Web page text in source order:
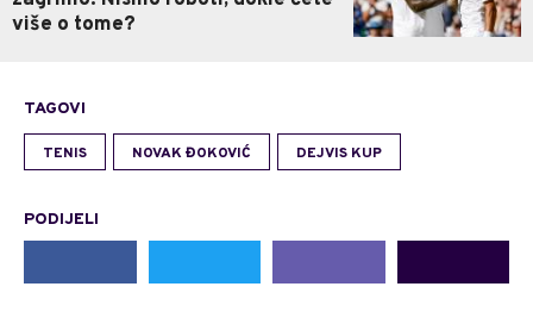
više o tome?
TAGOVI
TENIS NOVAK ĐOKOVIĆ DEJVIS KUP
PODIJELI